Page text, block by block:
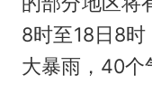
8时至18日8
大暴雨，40个